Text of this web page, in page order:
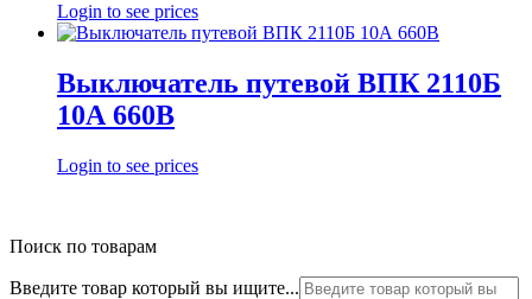
Login to see prices
Выключатель путевой ВПК 2110Б
10А 660В
Login to see prices
Поиск по товарам
Введите товар который вы ищите...